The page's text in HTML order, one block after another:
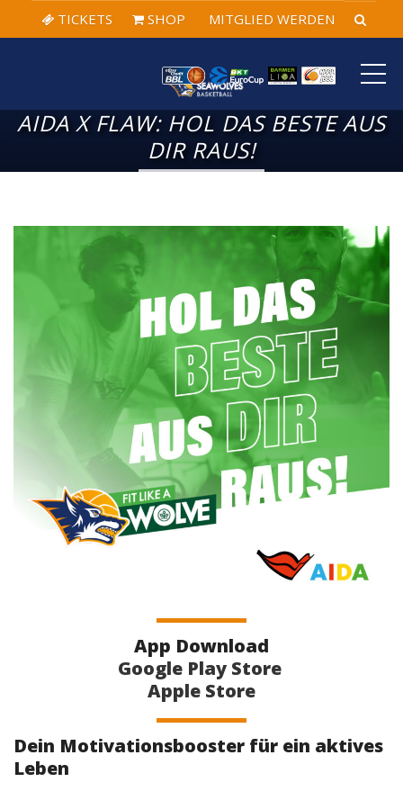
TICKETS SHOP MITGLIED WERDEN
AIDA X FLAW: HOL DAS BESTE AUS
DIR RAUS!
App Download
Google Play Store
Apple Store
Dein Motivationsbooster für ein aktives
Leben